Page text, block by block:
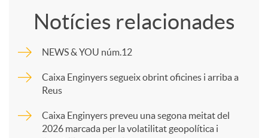
s
p
a
Notícies relacionades
NEWS & YOU núm.12
Caixa Enginyers segueix obrint oficines i arriba a
Reus
Caixa Enginyers preveu una segona meitat del
2026 marcada per la volatilitat geopolítica i